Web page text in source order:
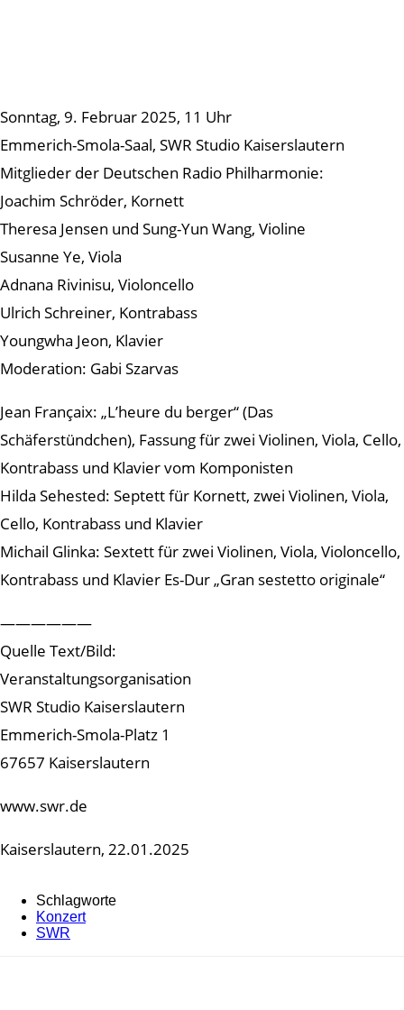
Sonntag, 9. Februar 2025, 11 Uhr
Emmerich-Smola-Saal, SWR Studio Kaiserslautern
Mitglieder der Deutschen Radio Philharmonie:
Joachim Schröder, Kornett
Theresa Jensen und Sung-Yun Wang, Violine
Susanne Ye, Viola
Adnana Rivinisu, Violoncello
Ulrich Schreiner, Kontrabass
Youngwha Jeon, Klavier
Moderation: Gabi Szarvas
Jean Françaix: „L’heure du berger“ (Das
Schäferstündchen), Fassung für zwei Violinen, Viola, Cello,
Kontrabass und Klavier vom Komponisten
Hilda Sehested: Septett für Kornett, zwei Violinen, Viola,
Cello, Kontrabass und Klavier
Michail Glinka: Sextett für zwei Violinen, Viola, Violoncello,
Kontrabass und Klavier Es-Dur „Gran sestetto originale“
——————
Quelle Text/Bild:
Veranstaltungsorganisation
SWR Studio Kaiserslautern
Emmerich-Smola-Platz 1
67657 Kaiserslautern
www.swr.de
Kaiserslautern, 22.01.2025
Schlagworte
Konzert
SWR